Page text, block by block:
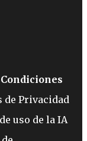
de Privacidad
uso de la IA